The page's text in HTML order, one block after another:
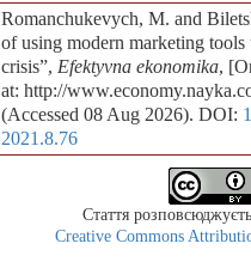
Romanchukevych, M. and
of using modern marketing
crisis”, Efektyvna ekonomika,
at: http://
(Accessed 08 Aug 2026). DOI:
2021.8.76
Стаття
Creative Commons